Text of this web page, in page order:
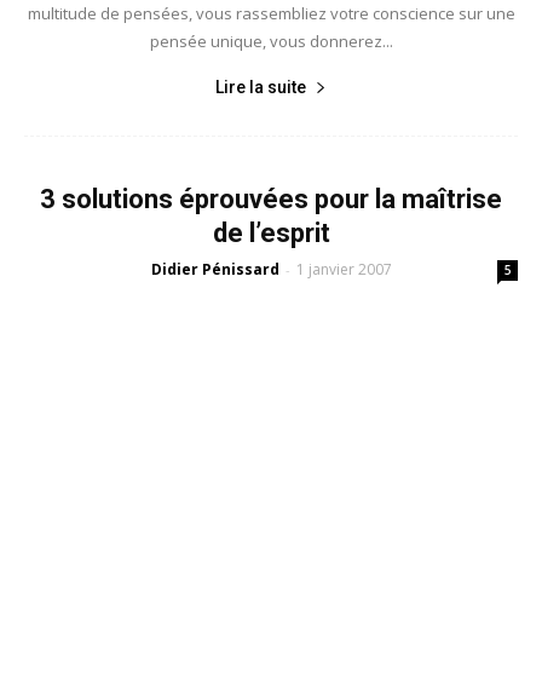
multitude de pensées, vous rassembliez votre conscience sur une
pensée unique, vous donnerez...
Lire la suite
3 solutions éprouvées pour la maîtrise
de l’esprit
Didier Pénissard - 1 janvier 2007 5